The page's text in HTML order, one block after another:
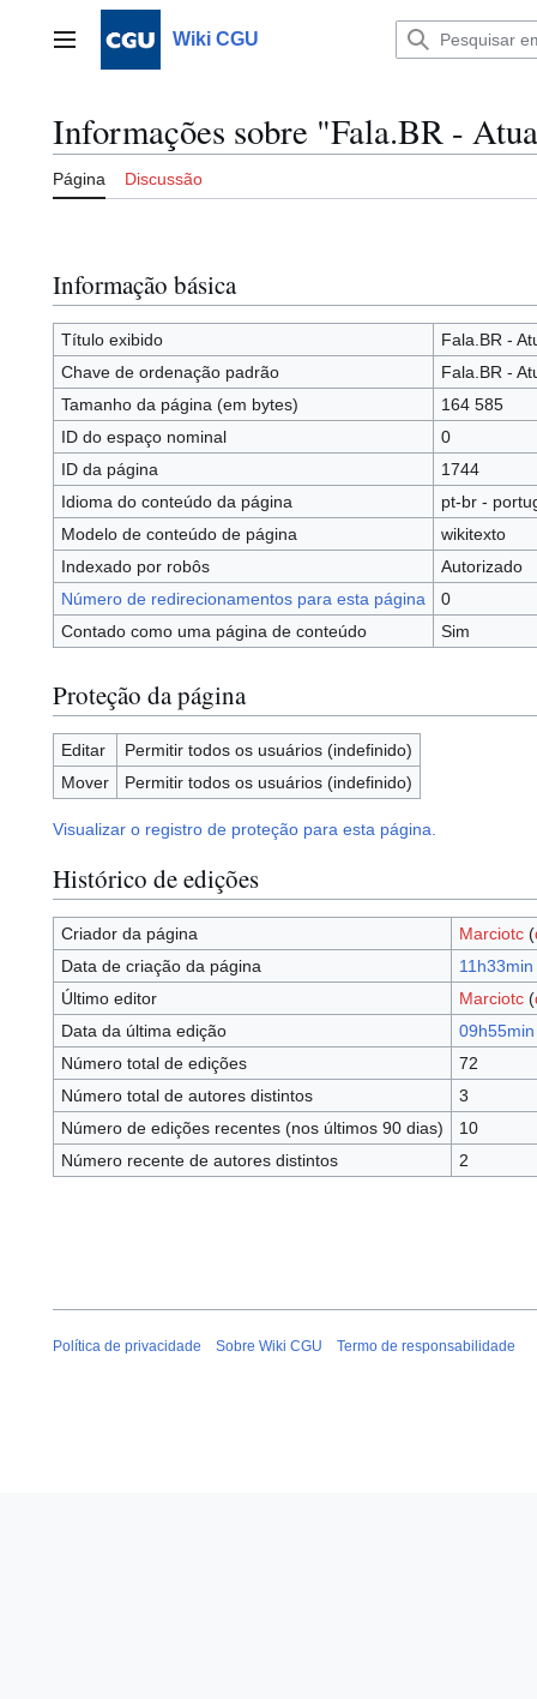
Menu principalWiki CGU
Informações sobre "Fala.BR -
Página Discussão
Informação básica
Título exibido
Fala.BR -
Chave de ordenação padrão
Fala.BR -
Tamanho da página (em bytes)
164 585
ID do espaço nominal
0
ID da página
1744
Idioma do conteúdo da página
pt-br -
Modelo de conteúdo de página
wikitexto
Indexado por robôs
Autorizado
Número de redirecionamentos para esta página
0
Contado como uma página de conteúdo
Sim
Proteção da página
Editar
Permitir todos os usuários (indefinido)
Mover
Permitir todos os usuários (indefinido)
Visualizar o registro de proteção para esta página.
Histórico de edições
Criador da página Marciotc (
Data de criação da página
Último editor
Marciotc (
Data da última edição
Número total de edições
72
Número total de autores distintos
3
Número de edições recentes (nos últimos 90 dias)
10
Número recente de autores distintos
2
Política de privacidade Sobre Wiki CGU Termo de responsabilidade